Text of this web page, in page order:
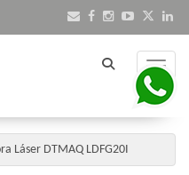
Láser DTMAQ LDFG20I